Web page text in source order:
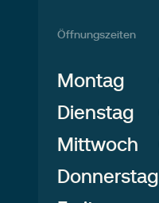
Öffnungszeiten
Montag
Dienstag
Mittwoch
Donnerstag